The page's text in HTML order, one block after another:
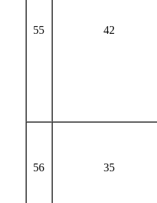
55 42
56 35